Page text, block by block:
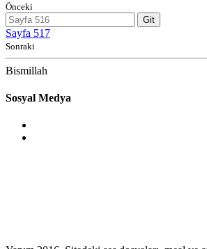
Önceki
Git
Sayfa 517
Sonraki
Bismillah
Sosyal Medya